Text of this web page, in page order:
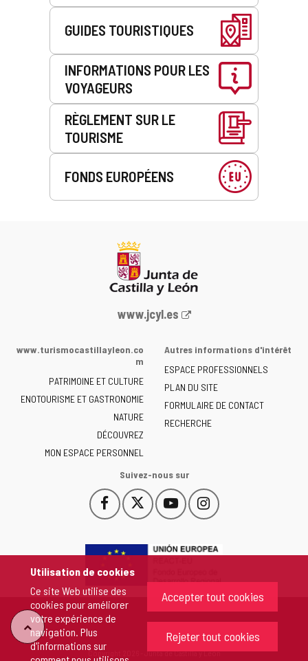
Utilisation de cookies
Ce site Web utilise des
cookies pour améliorer
votre expérience de
navigation. Plus
d'informations sur
Accepter tout cookies
Rejeter tout cookies
GUIDES TOURISTIQUES
INFORMATIONS POUR LES
VOYAGEURS
RÈGLEMENT SUR LE
TOURISME
FONDS EUROPÉENS
Portail
de
Castilla
y
León
-
www.jcyl.es
www.turismocastillayleon.co
m
PATRIMOINE ET CULTURE
ENOTOURISME ET GASTRONOMIE
NATURE
DÉCOUVREZ
MON ESPACE PERSONNEL
Autres informations d'intérêt
ESPACE PROFESSIONNELS
PLAN DU SITE
FORMULAIRE DE CONTACT
RECHERCHE
Suivez-nous sur
Facebook
Este
enlace
abrirá
una
ventana
nueva.
Este
enlace
abrirá
ventana
nueva.
YouTube
Este
enlace
abrirá
ventana
nueva.
Instagram
Este
enlace
abrirá
ventana
nueva.
"Retour
Copyright 2026 - Junta de Castilla y León